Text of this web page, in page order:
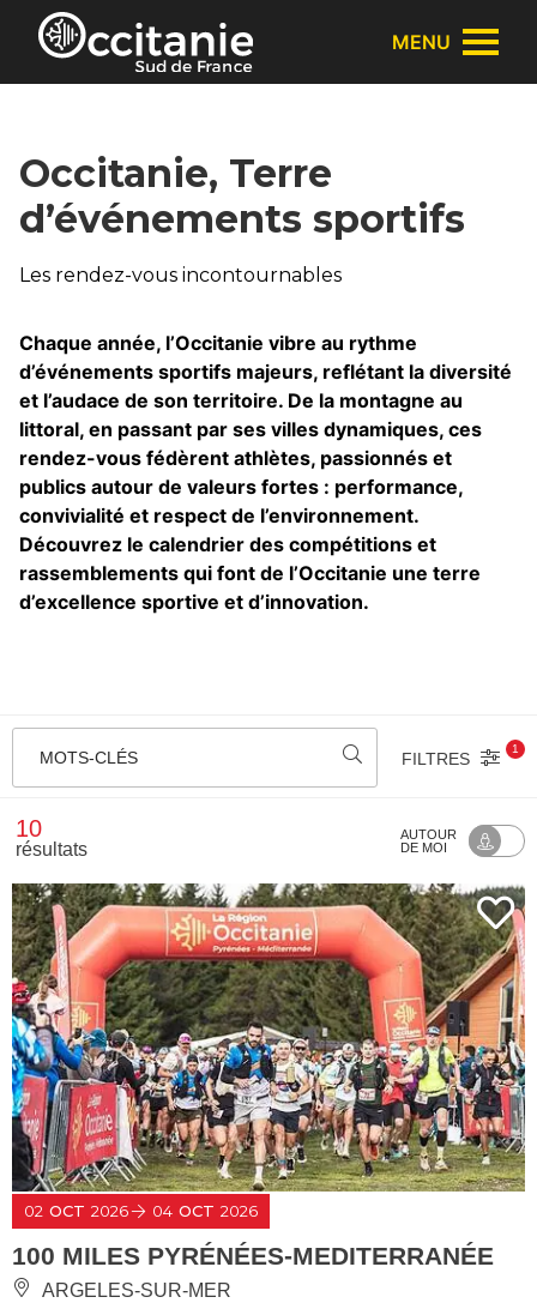
Panneau de gestion des cookies
MENU
Occitanie, Terre
d’événements sportifs
Les rendez-vous incontournables
Chaque année, l’Occitanie vibre au rythme
d’événements sportifs majeurs, reflétant la diversité
et l’audace de son territoire. De la montagne au
littoral, en passant par ses villes dynamiques, ces
rendez-vous fédèrent athlètes, passionnés et
publics autour de valeurs fortes : performance,
convivialité et respect de l’environnement.
Découvrez le calendrier des compétitions et
rassemblements qui font de l’Occitanie une terre
d’excellence sportive et d’innovation.
MOTS-CLÉS FILTRES
1
10
résultats
AUTOUR
DE MOI
02 OCT 2026 04 OCT 2026
100 MILES PYRÉNÉES-MEDITERRANÉE
ARGELES-SUR-MER